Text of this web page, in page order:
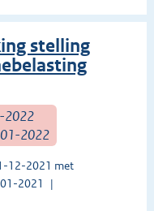
stelling
2022
2022
12-2021 met
2021